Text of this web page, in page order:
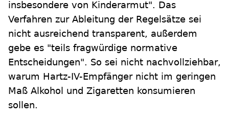
insbesondere von Kinderarmut". Das
Verfahren zur Ableitung der Regelsätze sei
nicht ausreichend transparent, außerdem
gebe es "teils fragwürdige normative
Entscheidungen". So sei nicht nachvollziehbar,
warum Hartz-IV-Empfänger nicht im geringen
Maß Alkohol und Zigaretten konsumieren
sollen.